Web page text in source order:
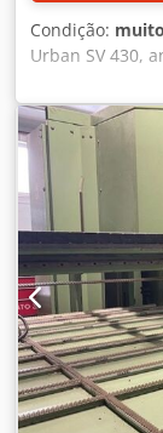
Condição:
Urban SV 430,
Rorf Ótimo